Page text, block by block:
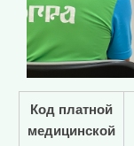
Код платной
медицинской